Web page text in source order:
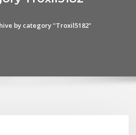
by category "Troxil5182"